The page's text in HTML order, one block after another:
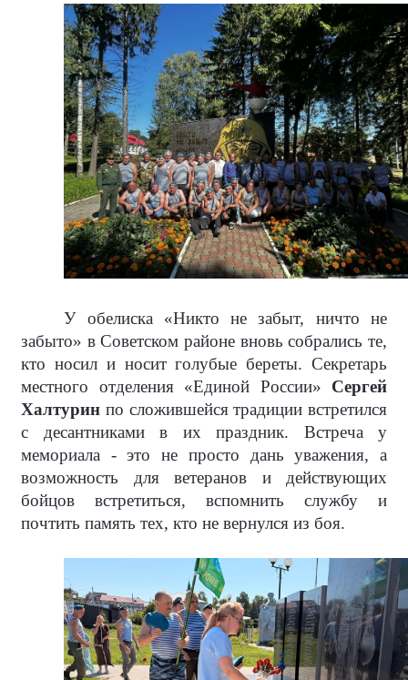
У обелиска «Никто не забыт, ничто не
забыто» в Советском районе вновь собрались те,
кто носил и носит голубые береты. Секретарь
местного отделения «Единой России» Сергей
Халтурин по сложившейся традиции встретился
с десантниками в их праздник. Встреча у
мемориала - это не просто дань уважения, а
возможность для ветеранов и действующих
бойцов встретиться, вспомнить службу и
почтить память тех, кто не вернулся из боя.